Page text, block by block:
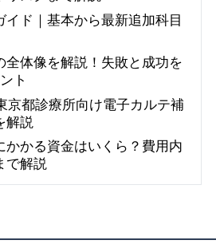
イド｜基本から最新追加科目
全体像を解説！失敗と成功を
ト
京都診療所向け電子カルテ補
解説
かかる資金はいくら？費用内
で解説